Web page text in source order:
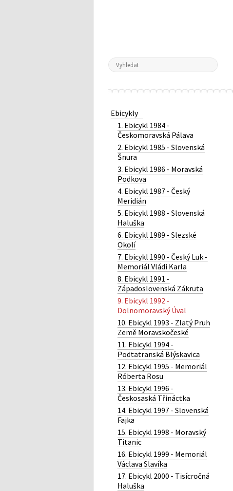
Ebicykly
1. Ebicykl 1984 -
Českomoravská Pálava
2. Ebicykl 1985 - Slovenská
Šnura
3. Ebicykl 1986 - Moravská
Podkova
4. Ebicykl 1987 - Český
Meridián
5. Ebicykl 1988 - Slovenská
Haluška
6. Ebicykl 1989 - Slezské
Okolí
7. Ebicykl 1990 - Český Luk -
Memoriál Vládi Karla
8. Ebicykl 1991 -
Západoslovenská Zákruta
9. Ebicykl 1992 -
Dolnomoravský Úval
10. Ebicykl 1993 - Zlatý Pruh
Země Moravskočeské
11. Ebicykl 1994 -
Podtatranská Blýskavica
12. Ebicykl 1995 - Memoriál
Róberta Rosu
13. Ebicykl 1996 -
Českosaská Třináctka
14. Ebicykl 1997 - Slovenská
Fajka
15. Ebicykl 1998 - Moravský
Titanic
16. Ebicykl 1999 - Memoriál
Václava Slavíka
17. Ebicykl 2000 - Tisícročná
Haluška